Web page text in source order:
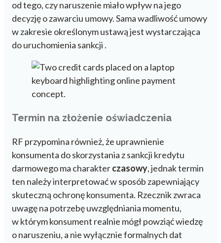
od tego, czy naruszenie miało wpływ na jego
decyzję o zawarciu umowy. Sama wadliwość umowy
w zakresie określonym ustawą jest wystarczająca
do uruchomienia sankcji .
Termin na złożenie oświadczenia
RF przypomina również, że uprawnienie
konsumenta do skorzystania z sankcji kredytu
darmowego ma charakterczasowy, jednak termin
ten należy interpretować w sposób zapewniający
skuteczną ochronę konsumenta. Rzecznik zwraca
uwagę na potrzebę uwzględniania momentu,
w którym konsument realnie mógł powziąć wiedzę
o naruszeniu, a nie wyłącznie formalnych dat